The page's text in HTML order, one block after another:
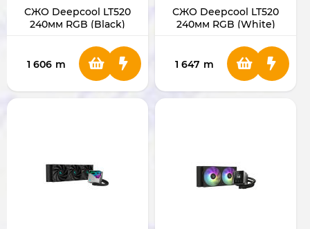
СЖО Deepcool LT520
240мм RGB (Black)
1 606 m
СЖО Deepcool LT520
240мм RGB (White)
1 647 m